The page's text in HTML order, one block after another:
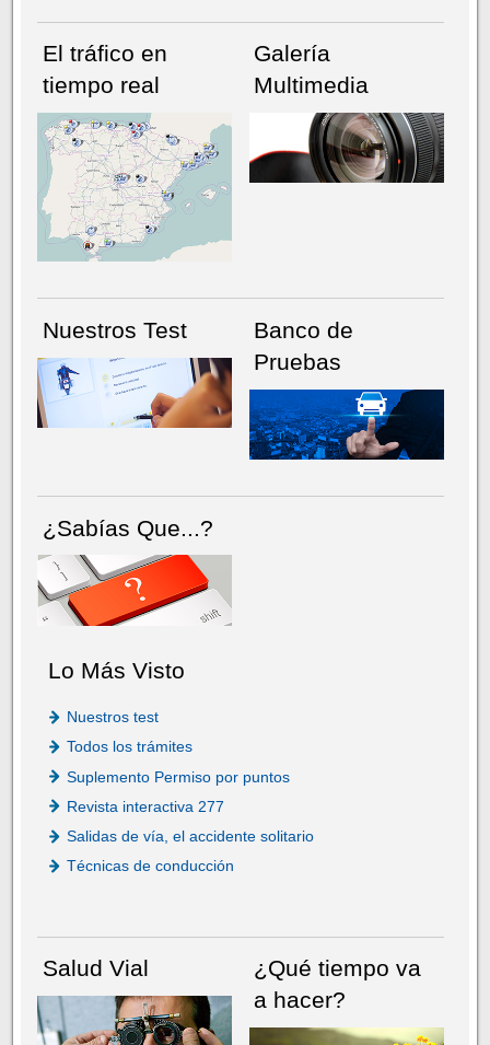
NÚMERO ACTUALHEMEROTECA
El tráfico en
tiempo real
Galería
Multimedia
Nuestros Test
Banco de
Pruebas
¿Sabías Que...?
Lo Más Visto
Nuestros test
Todos los trámites
Suplemento Permiso por puntos
Revista interactiva 277
Salidas de vía, el accidente solitario
Técnicas de conducción
Salud Vial
¿Qué tiempo va
a hacer?